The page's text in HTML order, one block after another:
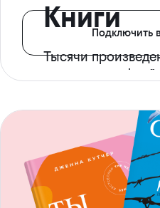
Книги
Тысячи
с доступом офлайн
Подключить